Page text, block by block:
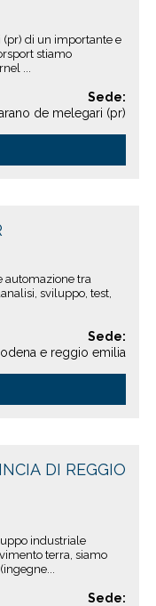
(pr) di un importante e
stiamo
...
Sede:
de melegari (pr)
automazione tra
sviluppo, test,
Sede:
e reggio emilia
DI REGGIO
industriale
terra, siamo
Sede: